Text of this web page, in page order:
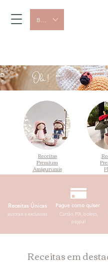
BRL (R$)
Receitas
Premium
Amigurumis
Receitas Únicas
autorais e exclusivas
Pague como quiser
Cartão, PIX, boleto,
paypal
Receitas em